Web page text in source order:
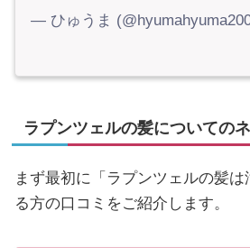
— ひゅうま
ラプンツェルの髪についての
まず最初に「ラプンツェルの髪
る方の口コミをご紹介します。